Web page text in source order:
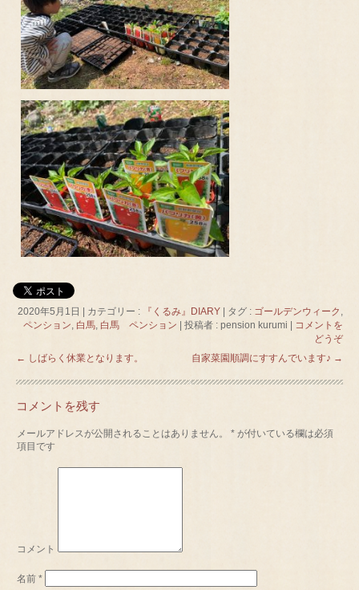
2020年5月1日 カテゴリー : 『くるみ』DIARY タグ : ゴールデンウィーク ,
ペンション, 白馬, 白馬 ペンション 投稿者 : pension kurumi
コメントを
どうぞ
← しばらく休業となります。 自家菜園順調にすすんでいます♪ →
コメントを残す
メールアドレスが公開されることはありません。 * が付いている欄は必須
項目です
コメント
名前*